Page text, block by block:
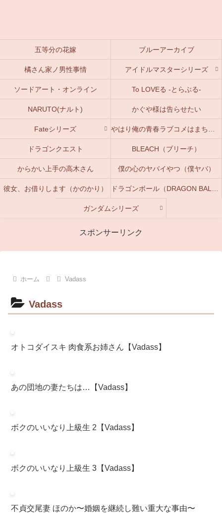
五等分の花嫁 ブルーアーカイブ
橘さん家ノ男性事情 アイドルマスターシリーズ
ソードアート・オンライン To LOVEる -とらぶる-
NARUTO(ナルト) かぐや様は告らせたい
Fateシリーズ
ドラゴンクエスト BLEACH（ブリーチ）
からかい上手の高木さん 僕の心のヤバイやつ（僕ヤバ）
彼女、お借りします（かのかり）
ガンダムシリーズ
スポンサーリンク
ホーム Vadass
Vadass
オトコダイスキ 肉食系お姉さん【Vadass】
あの団地の妻たちは…【Vadass】
ボクのいいなり上級生 2【Vadass】
ボクのいいなり上級生 3【Vadass】
不貞交尾妻 ほのか〜婚姻を継続し難い重大な事由〜